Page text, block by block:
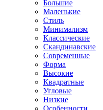
Большие
Маленькие
Стиль
Минимализм
Классические
Скандинавские
Современные
Форма
Высокие
Квадратные
Угловые
Низкие
Особенности